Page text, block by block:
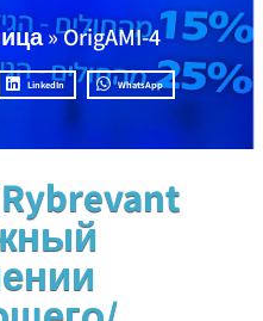
»OrigAMI-4
LinkedIn WhatsApp